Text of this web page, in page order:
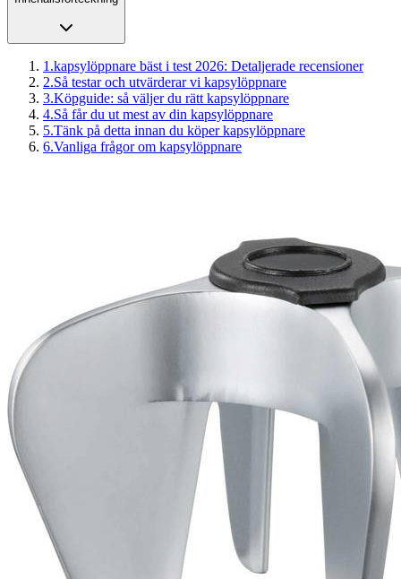
1 .kapsylöppnare bäst i test 2026: Detaljerade recensioner
2.Så testar och utvärderar vi kapsylöppnare
3.Köpguide: så väljer du rätt kapsylöppnare
4.Så får du ut mest av din kapsylöppnare
5.Tänk på detta innan du köper kapsylöppnare
6.Vanliga frågor om kapsylöppnare